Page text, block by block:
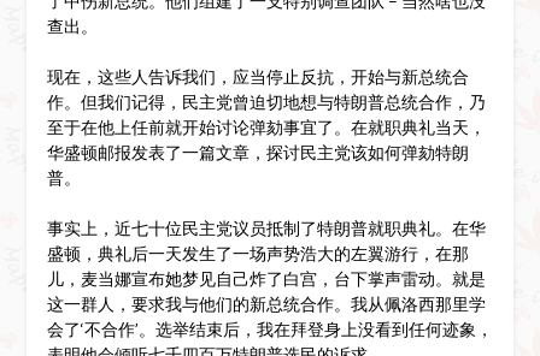
查出。
现在，这些人告诉我们，应当停止反抗，开始与新总统合
作。但我们记得，民主党曾迫切地想与特朗普总统合作，乃
至于在他上任前就开始讨论弹劾事宜了。在就职典礼当天，
华盛顿邮报发表了一篇文章，探讨民主党该如何弹劾特朗
普。
事实上，近七十位民主党议员抵制了特朗普就职典礼。在华
盛顿，典礼后一天发生了一场声势浩大的左翼游行，在那
儿，麦当娜宣布她梦见自己炸了白宫，台下掌声雷动。就是
这一群人，要求我与他们的新总统合作。我从佩洛西那里学
会了‘不合作’。选举结束后，我在拜登身上没看到任何迹象，